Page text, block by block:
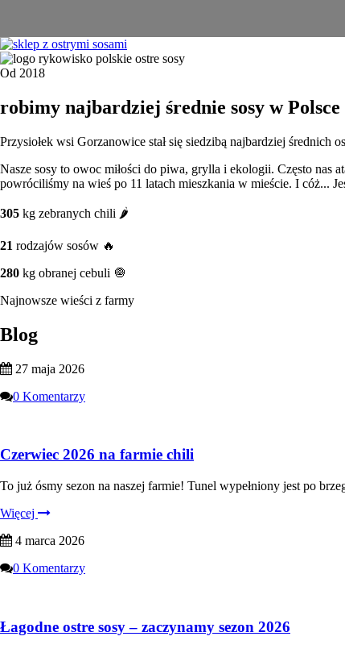
Od 2018
robimy najbardziej średnie sosy w Polsce
Przysiołek wsi Gorzanowice stał się siedzibą najbardziej
Nasze sosy to owoc miłości do piwa, grylla i ekologii. Często nas
powróciliśmy na wieś po 11 latach mieszkania w mieście. I cóż...
305 kg zebranych chili 🌶️
21 rodzajów sosów 🔥
280 kg obranej cebuli 🧅
Najnowsze wieści z farmy
Blog
27 maja 2026
0 Komentarzy
Czerwiec 2026 na farmie chili
To już ósmy sezon na naszej farmie! Tunel wypełniony jest po
Więcej
4 marca 2026
0 Komentarzy
Łagodne ostre sosy – zaczynamy sezon 2026